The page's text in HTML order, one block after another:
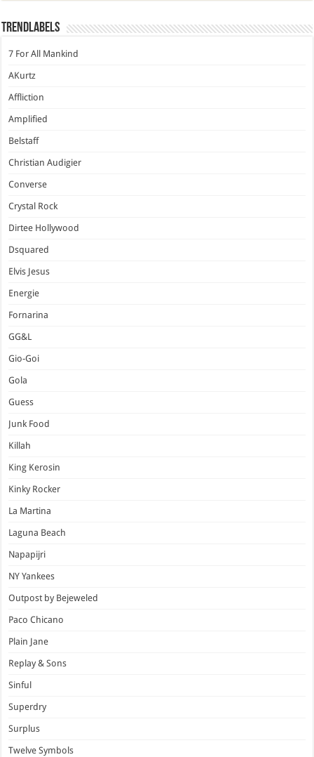
Trendlabels
7 For All Mankind
AKurtz
Affliction
Amplified
Belstaff
Christian Audigier
Converse
Crystal Rock
Dirtee Hollywood
Dsquared
Elvis Jesus
Energie
Fornarina
GG&L
Gio-Goi
Gola
Guess
Junk Food
Killah
King Kerosin
Kinky Rocker
La Martina
Laguna Beach
Napapijri
NY Yankees
Outpost by Bejeweled
Paco Chicano
Plain Jane
Replay & Sons
Sinful
Superdry
Surplus
Twelve Symbols